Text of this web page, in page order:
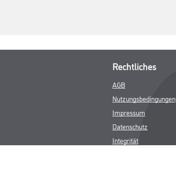
Rechtliches
AGB
Nutzungsbedingungen
Impressum
Datenschutz
Integrität